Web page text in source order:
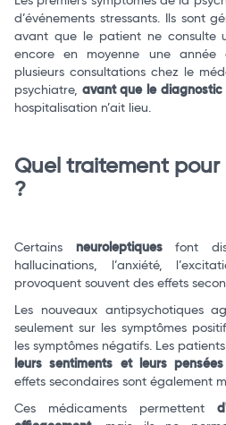
d’événements stressants. Ils sont
avant que le patient ne consulte
encore en moyenne une
plusieurs consultations chez le
psychiatre, avant que le diagnostic
hospitalisation n’ait lieu.
Quel traitement pour
?
Certains neuroleptiquesfont
hallucinations, l’anxiété,
provoquent souvent des effets
Les nouveaux antipsychotiques
seulement sur les symptômes
les symptômes négatifs. Les patients
leurs sentiments et leurs
effets secondaires sont également
Ces médicaments permettent